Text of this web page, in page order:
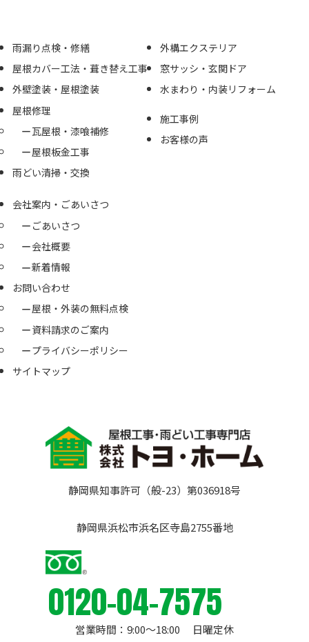
静岡県知事許可（般-23）第036918号
静岡県浜松市浜名区寺島2755番地
0120-04-7575
営業時間：9:00〜18:00 日曜定休
雨漏り点検・修繕
屋根カバー工法・葺き替え工事
外壁塗装・屋根塗装
屋根修理
瓦屋根・漆喰補修
屋根板金工事
雨どい清掃・交換
外構エクステリア
窓サッシ・玄関ドア
水まわり・内装リフォーム
施工事例
お客様の声
会社案内・ごあいさつ
ごあいさつ
会社概要
新着情報
お問い合わせ
屋根・外装の無料点検
資料請求のご案内
プライバシーポリシー
サイトマップ